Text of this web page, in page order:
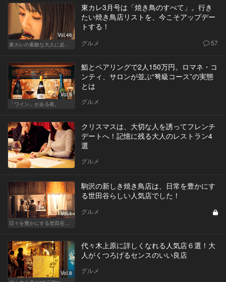
Vol.46
東カレ3月号は「焼き鳥のすべて」。行き
たい焼き鳥店リストを、今こそアップデー
トする！
グルメ 57
Vol.5
「ワイン」がある夜。
鮨とペアリングで2人150万円。ロマネ・コ
ンティ、サロンが並ぶ“弩級コース”の実態
とは
グルメ
クリスマスは、大切な人を誘ってフレンチ
デートへ！記憶に残る大人のレストラン4
選
グルメ
Vol.1
駒沢の新しき焼き鳥店は、日常を豊かにす
る世田谷らしい人気店でした！
グルメ
Vol.8
代々木上原に詳しくなれる人気店６選！大
人がくつろげるセンスのいい良店
グルメ